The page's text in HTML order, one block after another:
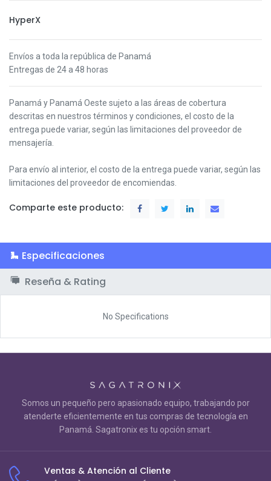
HyperX
Envíos a toda la república de Panamá
Entregas de 24 a 48 horas
Panamá y Panamá Oeste sujeto a las áreas de cobertura
descritas en nuestros términos y condiciones, el costo de la
entrega puede variar, según las limitaciones del proveedor de
mensajería.
Para envío al interior, el costo de la entrega puede variar, según las
limitaciones del proveedor de encomiendas.
Comparte este producto:
Especificaciones
Reseña & Rating
No Specifications
Somos un pequeño pero apasionado equipo, trabajando por
atenderte eficientemente en tus compras de tecnología en
Panamá. Sagatronix es tu opción smart.
Ventas & Atención al Cliente